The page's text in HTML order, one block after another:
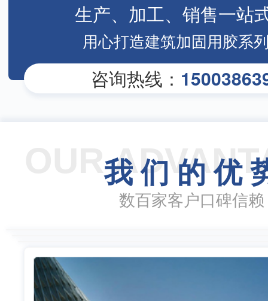
生产、加工、销售一站
用心打造建筑加固用胶系
咨询热线：
OUR我 们 的 优
数百家客户口碑信赖